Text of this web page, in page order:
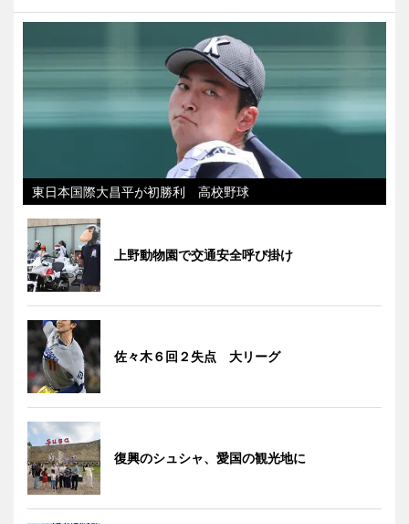
東日本国際大昌平が初勝利 高校野球
上野動物園で交通安全呼び掛け
佐々木６回２失点 大リーグ
復興のシュシャ、愛国の観光地に